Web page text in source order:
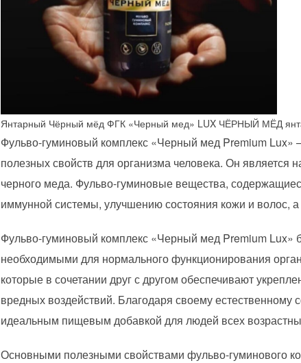
Янтарный Чёрный мёд ФГК «Черный мед» LUX ЧЁРНЫЙ МЁД
Фульво-гуминовый комплекс «Черный мед Premium Lux»
полезных свойств для организма человека. Он
черного меда. Фульво-гуминовые вещества,
иммунной системы, улучшению состояния кожи и волос,
Фульво-гуминовый комплекс «Черный мед Premium Lux»
необходимыми для нормального функционирования
которые в сочетании друг с другом обеспечивают
вредных воздействий. Благодаря своему
идеальным пищевым добавкой для людей всех
Основными полезными свойствами фульво-гуминового